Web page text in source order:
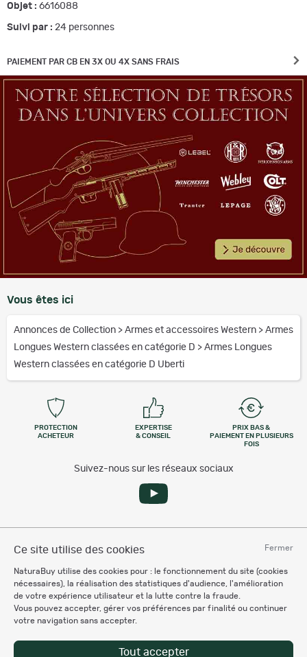
Fermer
Ce site utilise des cookies
NaturaBuy utilise des cookies pour : le fonctionnement du site (cookies
nécessaires), la réalisation des statistiques d'audience, l'amélioration
de votre expérience utilisateur et la lutte contre la fraude.
Vous pouvez accepter, gérer vos préférences par finalité ou continuer
votre navigation sans accepter.
Tout accepter
Objet : 6616088
Suivi par : 24 personnes
PAIEMENT PAR CB EN 3X OU 4X SANS FRAIS
Vous êtes ici
Annonces de Collection > Armes et accessoires Western > Armes
Longues Western classées en catégorie D > Armes Longues
Western classées en catégorie D Uberti
PROTECTION
ACHETEUR
EXPERTISE
& CONSEIL
PRIX BAS &
PAIEMENT EN PLUSIEURS
FOIS
Suivez-nous sur les réseaux sociaux
Besoin d'aide
Espace Professionnel